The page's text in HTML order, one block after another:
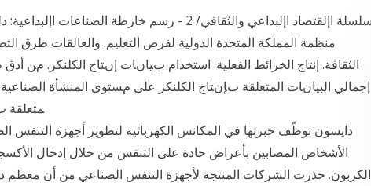
سلسلة اإلقتصاد اإلبداعي والثقافي/ 2 - رسم خارطة
منظمة المملكة المتحدة الدولية لفرص التعليم. والعالقات طرق
الثقافة. إنتاج الخرائط الفعلية. اﺳﺘﺨﺪام ﺏﻴﺎﻥﺎت إﻥﺘﺎج اﻟﻜﻠﻨﻜﺮ. ﻡﻦ
إﺟﻤﺎﻟﻲ اﻟﺒﻴﺎﻥﺎت اﻟﻤﺘﻌﻠﻘﺔ ﺏﺈﻥﺘﺎج اﻟﻜﻠﻨﻜﺮ ﻋﻠﻰ ﻡﺴﺘﻮى اﻟﻤﻨﺸﺄة
ﻤﺘﻌﻠﻘﺔ ﺏﻤﺤﺘﻮى اﻟﺠﻴﺮ ﻓﻲ اﻟﻜﻠﻨﻜﺮ، ویﻌﺒﺮ
دايسون توظّف خبرتها في المكانس الكهربائية لتطوير أجهزة التنفس
الأشخاص المصابين بأعراض حادة على التنفس من خلال إدخال
الكربون. حذرت الشركات المنتجة لأجهزة التنفس الصناعي من أن معظم